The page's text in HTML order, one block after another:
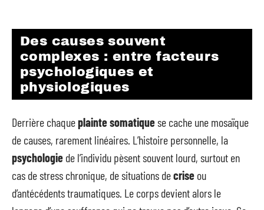
Des causes souvent
complexes : entre facteurs
psychologiques et
physiologiques
Derrière chaqueplainte somatiquese cache une mosaïque
de causes, rarement linéaires. L’histoire personnelle, la
psychologie de l’individu pèsent souvent lourd, surtout en
cas de stress chronique, de situations decrise ou
d’antécédents traumatiques. Le corps devient alors le